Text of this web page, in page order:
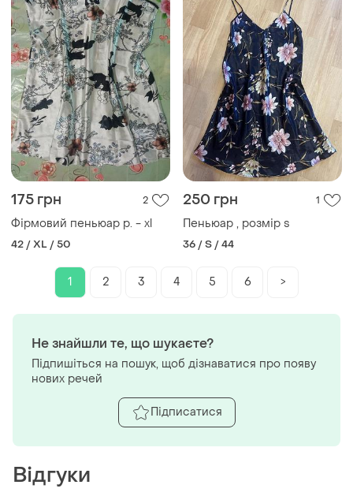
175 грн 2
Фірмовий пеньюар р. - xl
42 / XL / 50
250 грн 1
Пеньюар , розмір s
36 / S / 44
1 2 3 4 5 6 >
Відгуки
Не знайшли те, що шукаєте?
Підпишіться на пошук, щоб дізнаватися про появу
нових речей
Підписатися